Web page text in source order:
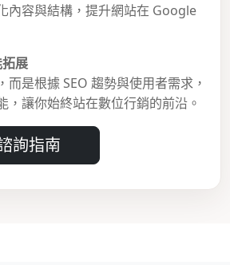
內容與結構，提升網站在 Google
展
而是根據 SEO 趨勢與使用者需求，
，讓你始終站在數位行銷的前沿。
詢指南